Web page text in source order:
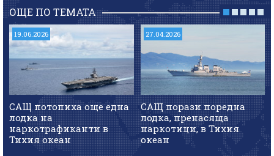
ОЩЕ ПО ТЕМАТА
19.06.2026
САЩ потопиха още една
лодка на
наркотрафиканти в
Тихия океан
27.04.2026
САЩ порази поредна
лодка, пренасяща
наркотици, в Тихия
океан